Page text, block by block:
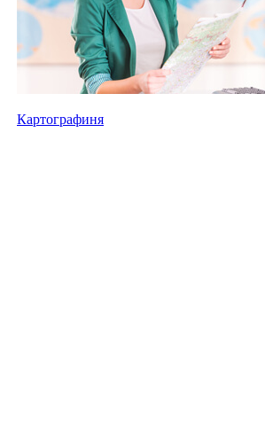
Картографиня